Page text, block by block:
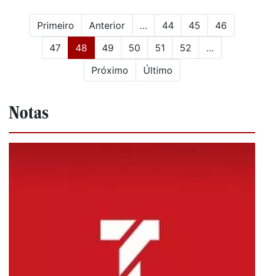
Primeiro Anterior … 44 45
46
47
48 (current)
49 50 51 52
…
Próximo
Último
Notas